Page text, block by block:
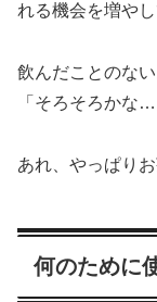
れる機会を増や
飲んだことのな
「そろそろかな
あれ、やっぱり
何のために